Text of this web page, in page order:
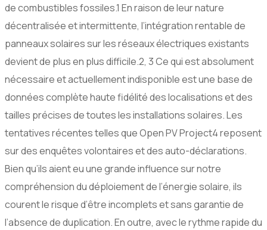
de combustibles fossiles.1 En raison de leur nature
décentralisée et intermittente, l’intégration rentable de
panneaux solaires sur les réseaux électriques existants
devient de plus en plus difficile.2, 3 Ce qui est absolument
nécessaire et actuellement indisponible est une base de
données complète haute fidélité des localisations et des
tailles précises de toutes les installations solaires. Les
tentatives récentes telles que Open PV Project4 reposent
sur des enquêtes volontaires et des auto-déclarations.
Bien qu’ils aient eu une grande influence sur notre
compréhension du déploiement de l’énergie solaire, ils
courent le risque d’être incomplets et sans garantie de
l’absence de duplication. En outre, avec le rythme rapide du